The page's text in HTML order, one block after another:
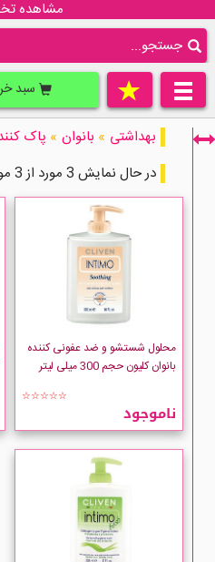
مشاهده
سبد
فقط نمایش کالاهای موجود
CLIVEN
بهداشتی » بانوان » پاک
در حال نمایش 3 مورد از 3 مورد
محلول شستشو و ضد عفونی کننده
بانوان کلیون حجم 300 میلی لیتر
☆☆☆☆☆
ناموجود